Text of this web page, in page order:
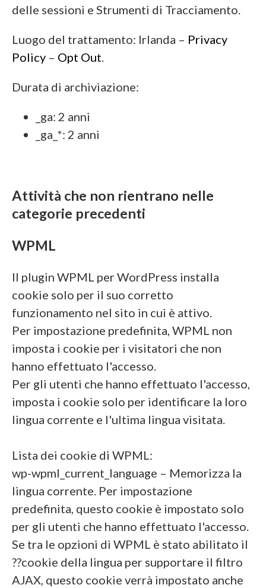
delle sessioni e Strumenti di Tracciamento.
Luogo del trattamento: Irlanda – Privacy
Policy – Opt Out.
Durata di archiviazione:
_ga: 2 anni
_ga_*: 2 anni
Attività che non rientrano nelle
categorie precedenti
WPML
Il plugin WPML per WordPress installa
cookie solo per il suo corretto
funzionamento nel sito in cui è attivo.
Per impostazione predefinita, WPML non
imposta i cookie per i visitatori che non
hanno effettuato l'accesso.
Per gli utenti che hanno effettuato l'accesso,
imposta i cookie solo per identificare la loro
lingua corrente e l'ultima lingua visitata.
Lista dei cookie di WPML:
wp-wpml_current_language – Memorizza la
lingua corrente. Per impostazione
predefinita, questo cookie è impostato solo
per gli utenti che hanno effettuato l'accesso.
Se tra le opzioni di WPML è stato abilitato il
??cookie della lingua per supportare il filtro
AJAX, questo cookie verrà impostato anche